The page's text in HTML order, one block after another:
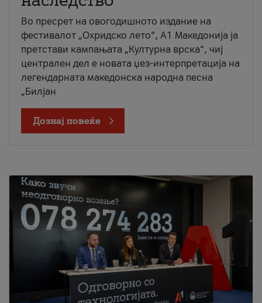
Во пресрет на овогодишното издание на
фестивалот „Охридско лето“, А1 Македонија ја
претстави кампањата „Културна врска“, чиј
централен дел е новата џез-интерпретација на
легендарната македонска народна песна
„Билјан
Дознај повеќе